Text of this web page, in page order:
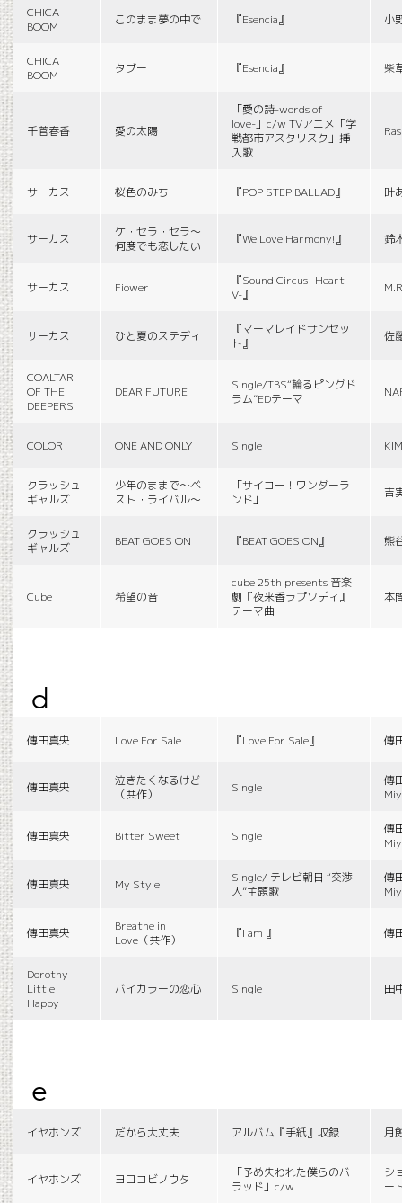
CHICA
BOOM
このまま夢の中で 『Esencia』 小
CHICA
BOOM
タブー 『Esencia』 柴
千菅春香 愛の太陽
「愛の詩-words of
love-」c/w TVアニメ「学
戦都市アスタリスク」挿
入歌
サーカス 桜色のみち 『POP STEP BALLAD』 叶
サーカス
ケ・セラ・セラ〜
何度でも恋したい
『We Love Harmony!』 鈴
サーカス Fiower
『Sound Circus -Heart
V-』
サーカス ひと夏のステディ
『マーマレイドサンセッ
ト』
佐
COALTAR
OF THE
DEEPERS
DEAR FUTURE
Single/TBS“輪るピングド
ラム”EDテーマ
COLOR ONE AND ONLY Single
クラッシュ
ギャルズ
少年のままで〜ベ
スト・ライバル〜
「サイコー！ワンダーラ
ンド」
吉
クラッシュ
ギャルズ
BEAT GOES ON 『BEAT GOES ON』 熊
Cube 希望の音
cube 25th presents 音楽
劇『夜来香ラプソディ』
テーマ曲
本
d
傳田真央 Love For Sale 『Love For Sale』 傳
傳田真央
泣きたくなるけど
（共作）
Single
傳
傳田真央 Bitter Sweet Single
傳
傳田真央 My Style
Single/ テレビ朝日 “交渉
人”主題歌
傳
傳田真央
Breathe in
Love（共作）
『I am 』 傳
Dorothy
Little
Happy
バイカラーの恋心 Single 田
e
イヤホンズ だから大丈夫 アルバム『手紙』収録 月
イヤホンズ ヨロコビノウタ
「予め失われた僕らのバ
ラッド」c/w
シ
ー